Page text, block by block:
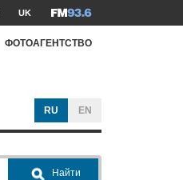
UK
ФОТОАГЕНТСТВО
RU EN
Найти